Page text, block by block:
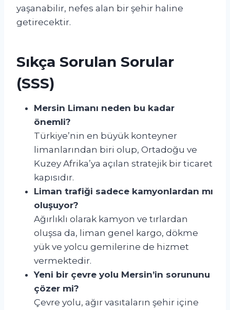
yaşanabilir, nefes alan bir şehir haline
getirecektir.
Sıkça Sorulan Sorular
(SSS)
Mersin Limanı neden bu kadar
önemli?
Türkiye’nin en büyük konteyner
limanlarından biri olup, Ortadoğu ve
Kuzey Afrika’ya açılan stratejik bir ticaret
kapısıdır.
Liman trafiği sadece kamyonlardan mı
oluşuyor?
Ağırlıklı olarak kamyon ve tırlardan
oluşsa da, liman genel kargo, dökme
yük ve yolcu gemilerine de hizmet
vermektedir.
Yeni bir çevre yolu Mersin’in sorununu
çözer mi?
Çevre yolu, ağır vasıtaların şehir içine